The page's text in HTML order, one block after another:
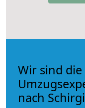
Wir sind die
nach